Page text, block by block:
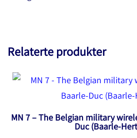
Relaterte produkter
MN 7 – The Belgian military
Duc (Baarle-